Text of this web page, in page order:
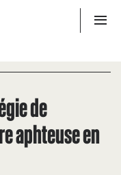
de
aphteuse en